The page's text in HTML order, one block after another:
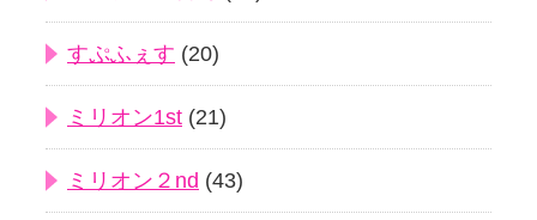
すぷふぇす (20)
ミリオン1st (21)
ミリオン２nd (43)